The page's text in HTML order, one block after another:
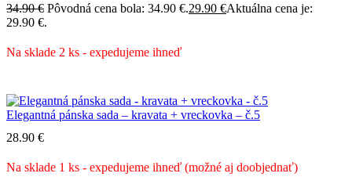
34.90€ Pôvodná cena bola: 34.90 €.29.90 €Aktuálna cena je:
29.90 €.
Na sklade 2 ks - expedujeme ihneď
Elegantná pánska sada – kravata + vreckovka – č.5
28.90 €
Na sklade 1 ks - expedujeme ihneď (možné aj doobjednať)